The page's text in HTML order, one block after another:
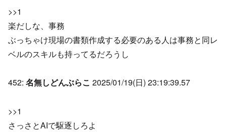
>>1
楽だしな、事務
ぶっちゃけ現場の書類作成する必要のある人は事務と同レ
ベルのスキルも持ってるだろうし
452: 名無しどんぶらこ 2025/01/19(日) 23:19:39.57
>>1
さっさとAIで駆逐しろよ